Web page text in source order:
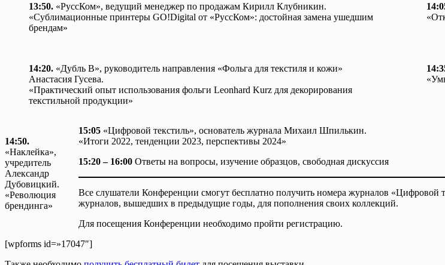
13:50. «РуссКом», ведущий менеджер по продажам Кирилл Клубникин.
«Сублимационные принтеры GO!Digital от «РуссКом»: достойная замена ушедшим
брендам»
14:20. «Дубль В», руководитель направления «Фольга для текстиля и кожи»
Анастасия Гусева.
«Практический опыт использования фольги Leonhard Kurz для декорирования
текстильной продукции»
14:50.
«Наклейка»,
учредитель
Александр
Дубовицкий.
«Революция
брендинга»
15:05 «Цифровой текстиль», основатель журнала Михаил Шпилькин.
«Итоги 2022, тенденции 2023, перспективы 2024»
15:20 – 16:00 Ответы на вопросы, изучение образцов, свободная дискуссия
Все слушатели Конференции смогут бесплатно получить номера журналов
журналов, вышедших в предыдущие годы, для пополнения своих коллекций.
Для посещения Конференции необходимо пройти регистрацию.
[wpforms id=»17047″]